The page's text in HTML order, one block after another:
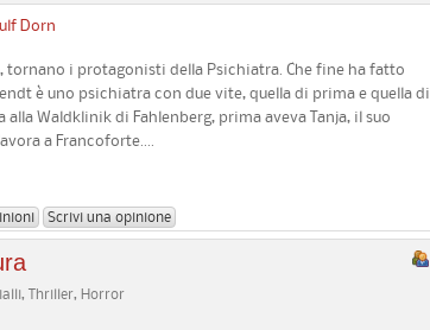
Dorn
tornano i protagonisti della Psichiatra. Che fine ha fatto
è uno psichiatra con due vite, quella di prima e quella di
alla Waldklinik di Fahlenberg, prima aveva Tanja, il suo
a Francoforte....
Scrivi una opinione
Thriller, Horror